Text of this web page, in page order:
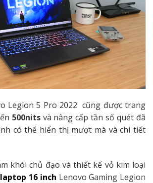
Legion 5 Pro 2022 cũng được trang
500nitsvà nâng cấp tần số quét đã
có thể hiển thị mượt mà và chi tiết
khói chủ đạo và thiết kế vỏ kim loại
laptop 16 inch Lenovo Gaming Legion